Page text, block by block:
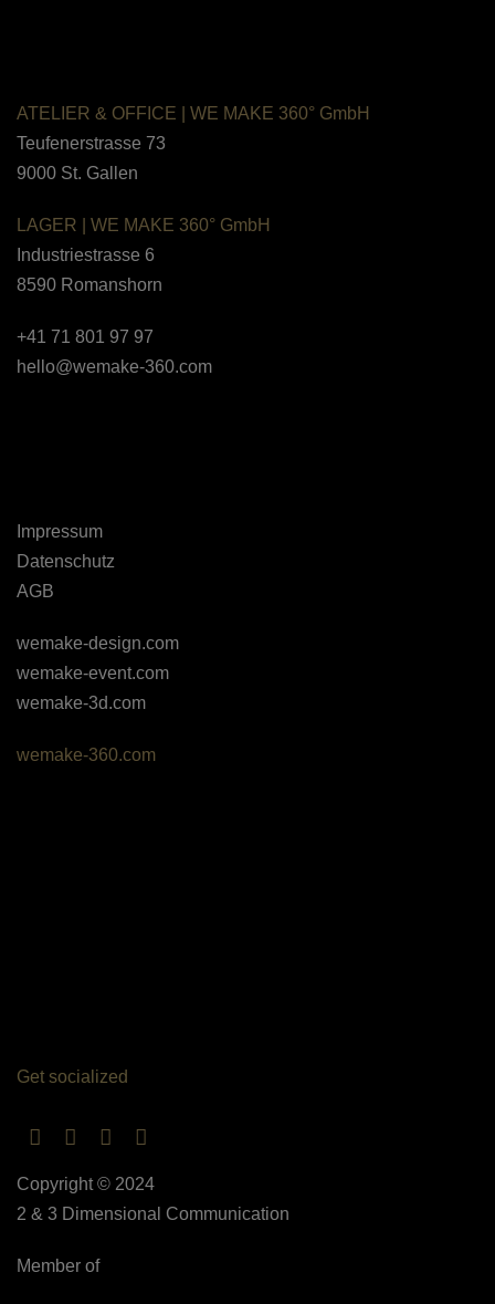
ATELIER & OFFICE WE MAKE 360° GmbH
Teufenerstrasse 73
9000 St. Gallen
LAGER | WE MAKE 360° GmbH
Industriestrasse 6
8590 Romanshorn
+41 71 801 97 97
hello@wemake-360.com
Impressum
Datenschutz
AGB
wemake-design.com
wemake-event.com
wemake-3d.com
wemake-360.com
Get socialized
Copyright © 2024
2 & 3 Dimensional Communication
Member of